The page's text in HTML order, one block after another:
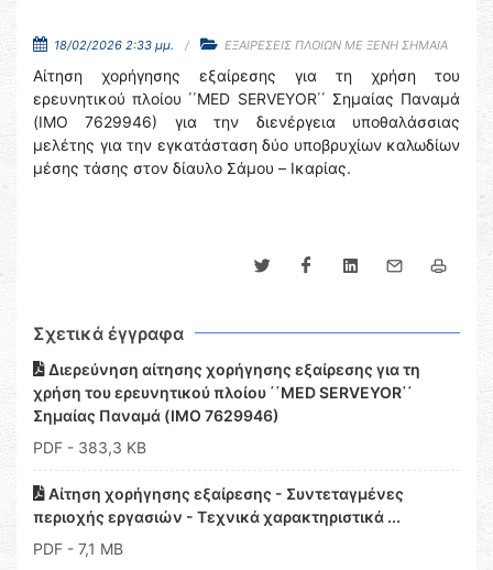
18/02/2026 2:33 μμ. ΕΞΑΙΡΕΣΕΙΣ ΠΛΟΙΩΝ ΜΕ ΞΕΝΗ ΣΗΜΑΙΑ
Αίτηση χορήγησης εξαίρεσης για τη χρήση του
ερευνητικού πλοίου ΄΄ΜED SERVEYOR΄΄ Σημαίας Παναμά
(ΙΜΟ 7629946) για την διενέργεια υποθαλάσσιας
μελέτης για την εγκατάσταση δύο υποβρυχίων καλωδίων
μέσης τάσης στον δίαυλο Σάμου – Ικαρίας.
Σχετικά έγγραφα
Διερεύνηση αίτησης χορήγησης εξαίρεσης για τη
χρήση του ερευνητικού πλοίου ΄΄ΜED SERVEYOR΄΄
Σημαίας Παναμά (ΙΜΟ 7629946)
PDF - 383,3 KB
Αίτηση χορήγησης εξαίρεσης - Συντεταγμένες
περιοχής εργασιών - Τεχνικά χαρακτηριστικά ...
PDF - 7,1 MB